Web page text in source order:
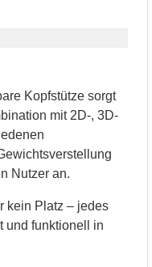
Kopfstütze sorgt
mit 2D-, 3D-
Nutzer an.
kein Platz – jedes
und funktionell in